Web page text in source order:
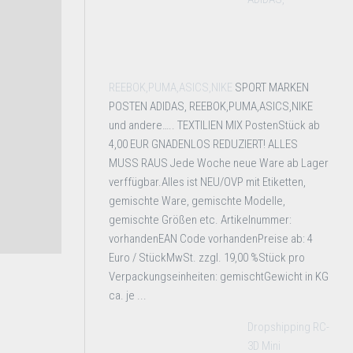
REEBOK,PUMA,ASICS,NIKE SPORT MARKEN
POSTEN ADIDAS, REEBOK,PUMA,ASICS,NIKE
und andere….. TEXTILIEN MIX PostenStück ab
4,00 EUR GNADENLOS REDUZIERT! ALLES
MUSS RAUS Jede Woche neue Ware ab Lager
verffügbar.Alles ist NEU/OVP mit Etiketten,
gemischte Ware, gemischte Modelle,
gemischte Größen etc. Artikelnummer:
vorhandenEAN Code vorhandenPreise ab: 4
Euro / StückMwSt. zzgl. 19,00 %Stück pro
Verpackungseinheiten: gemischtGewicht in KG
ca. je ...
Dropshipping RC-
3D Mini